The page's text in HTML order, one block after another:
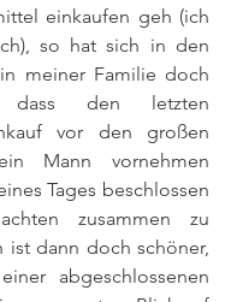
einkaufen geh (ich
so hat sich in den
meiner Familie doch
dass den letzten
vor den großen
Mann vornehmen
Tages beschlossen
zusammen zu
ist dann doch schöner,
abgeschlossenen